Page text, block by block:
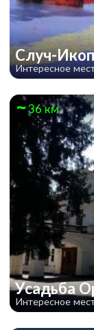
Случ-
Интересное
36 км
Усадьба
Интересное